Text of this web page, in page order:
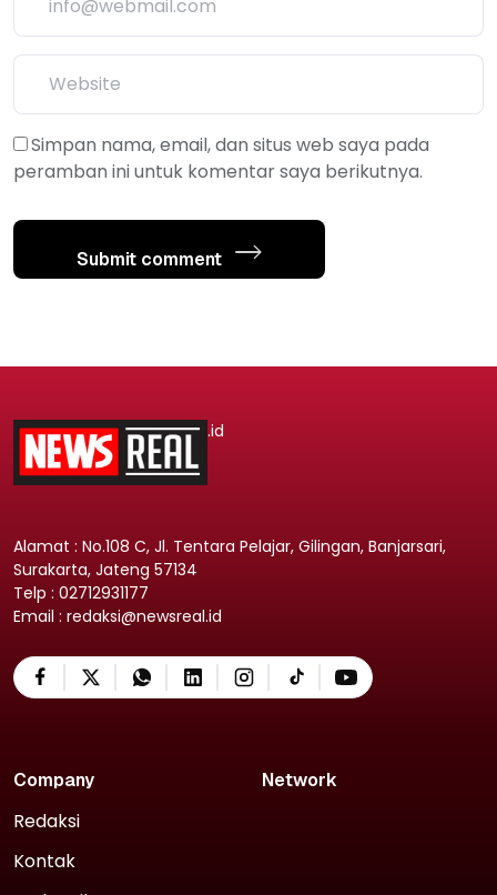
Simpan nama, email, dan situs web saya pada
peramban ini untuk komentar saya berikutnya.
Submit comment
.id
Alamat : No.108 C, Jl. Tentara Pelajar, Gilingan, Banjarsari,
Surakarta, Jateng 57134
Telp : 02712931177
Email : redaksi@newsreal.id
Company
Redaksi
Kontak
Network